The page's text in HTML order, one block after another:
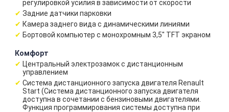
регулировкой усилия в зависимости от скорости
Задние датчики парковки
Камера заднего вида с динамическими линиями
Бортовой компьютер с монохромным 3,5" TFT экраном
Комфорт
Центральный электрозамок с дистанционным
управлением
Система дистанционного запуска двигателя Renault
Start (Система дистанционного запуска двигателя
доступна в сочетании с бензиновыми двигателями.
Функция программирования системы доступна при